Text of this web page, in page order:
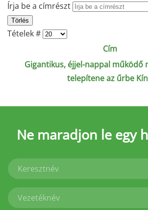
Írja be a címrészt
Törlés
Tételek #
Cím
Gigantikus, éjjel-nappal működő
telepítene az űrbe
Ne maradjon le egy